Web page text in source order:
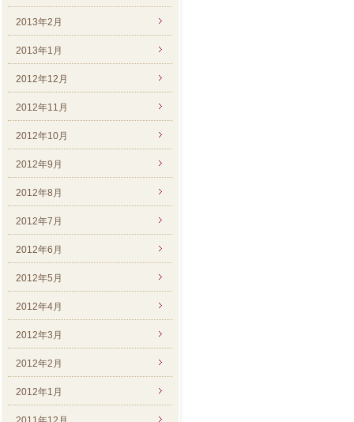
2013年2月
2013年1月
2012年12月
2012年11月
2012年10月
2012年9月
2012年8月
2012年7月
2012年6月
2012年5月
2012年4月
2012年3月
2012年2月
2012年1月